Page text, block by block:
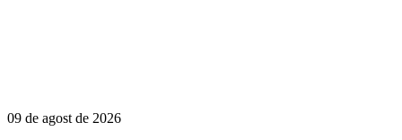
09 de agost de 2026